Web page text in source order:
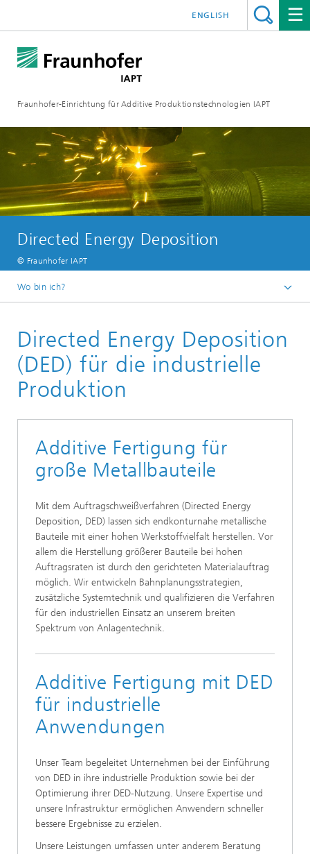
Fraunhofer-Einrichtung für Additive Produktionstechnologien IAPT
ENGLISH
Directed Energy Deposition
© Fraunhofer IAPT
Wo bin ich?
Technologien
Directed Energy Deposition
(DED) für die industrielle
Produktion
Additive Fertigung für
große Metallbauteile
Mit dem Auftragschweißverfahren (Directed Energy
Deposition, DED) lassen sich endkonturnahe metallische
Bauteile mit einer hohen Werkstoffvielfalt herstellen. Vor
allem die Herstellung größerer Bauteile bei hohen
Auftragsraten ist durch den gerichteten Materialauftrag
möglich. Wir entwickeln Bahnplanungsstrategien,
zusätzliche Systemtechnik und qualifizieren die Verfahren
für den industriellen Einsatz an unserem breiten
Spektrum von Anlagentechnik.
Additive Fertigung mit DED
für industrielle
Anwendungen
Unser Team begeleitet Unternehmen bei der Einführung
von DED in ihre industrielle Produktion sowie bei der
Optimierung ihrer DED-Nutzung. Unsere Expertise und
unsere Infrastruktur ermöglichen Anwendern schneller
bessere Ergebnisse zu erzielen.
Unsere Leistungen umfassen unter anderem Beratung